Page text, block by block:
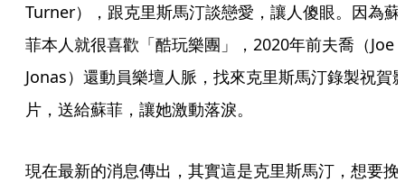
Turner），跟克里斯馬汀談戀愛，讓人傻眼。因為蘇
菲本人就很喜歡「酷玩樂團」，2020年前夫喬（Joe
Jonas）還動員樂壇人脈，找來克里斯馬汀錄製祝賀
片，送給蘇菲，讓她激動落淚。
現在最新的消息傳出，其實這是克里斯馬汀，想要挽